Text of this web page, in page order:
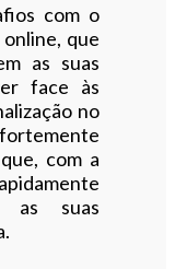
com o
que
as suas
face às
no
com a
as suas